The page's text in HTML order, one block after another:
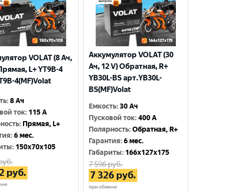
VOLAT (8 Ач,
L+ YT9B-4
4(MF)Volat
:8 Ач
ток: 115 A
: Прямая, L+
:6 мес.
: 150x70x105
руб.
Аккумулятор VOLAT (30
Ач, 12 V) Обратная, R+
YB30L-BS арт.YB30L-
BS(MF)Volat
Емкость:30 Ач
Пусковой ток:400 A
Полярность:Обратная, R+
Гарантия:6 мес.
Габариты: 166x127x175
7 596руб.
7 326руб.
при обмене